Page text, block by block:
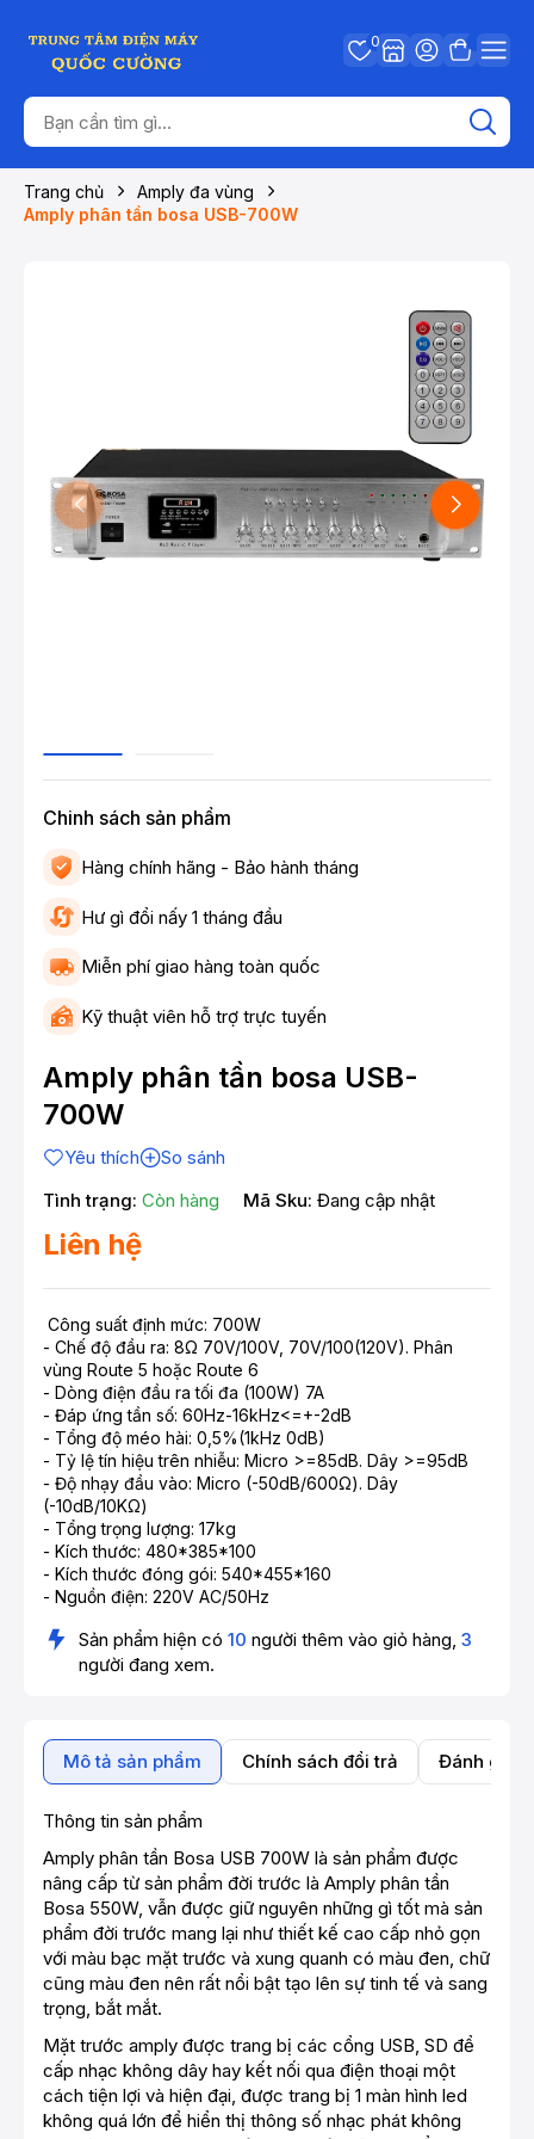
0
Trang chủ
Amply đa vùng
Amply phân tần bosa USB-700W
Chinh sách sản phẩm
Hàng chính hãng - Bảo hành tháng
Hư gì đổi nấy 1 tháng đầu
Miễn phí giao hàng toàn quốc
Kỹ thuật viên hỗ trợ trực tuyến
Amply phân tần bosa USB-
700W
Yêu thích
So sánh
Tình trạng: Còn hàng Mã Sku: Đang cập nhật
Liên hệ
Công suất định mức: 700W
- Chế độ đầu ra: 8Ω 70V/100V, 70V/100(120V). Phân
vùng Route 5 hoặc Route 6
- Dòng điện đầu ra tối đa (100W) 7A
- Đáp ứng tần số: 60Hz-16kHz<=+-2dB
- Tổng độ méo hài: 0,5%(1kHz 0dB)
- Tỷ lệ tín hiệu trên nhiễu: Micro >=85dB. Dây >=95dB
- Độ nhạy đầu vào: Micro (-50dB/600Ω). Dây
(-10dB/10KΩ)
- Tổng trọng lượng: 17kg
- Kích thước: 480*385*100
- Kích thước đóng gói: 540*455*160
- Nguồn điện: 220V AC/50Hz
Sản phẩm hiện có 10 người thêm vào giỏ hàng, 3
người đang xem.
Mô tả sản phẩm Chính sách đổi trả Đánh giá
Thông tin sản phẩm
Amply phân tần Bosa USB 700W là sản phẩm được
nâng cấp từ sản phẩm đời trước là Amply phân tần
Bosa 550W, vẫn được giữ nguyên những gì tốt mà sản
phẩm đời trước mang lại như thiết kế cao cấp nhỏ gọn
với màu bạc mặt trước và xung quanh có màu đen, chữ
cũng màu đen nên rất nổi bật tạo lên sự tinh tế và sang
trọng, bắt mắt.
Mặt trước amply được trang bị các cổng USB, SD để
cấp nhạc không dây hay kết nối qua điện thoại một
cách tiện lợi và hiện đại, được trang bị 1 màn hình led
không quá lớn để hiển thị thông số nhạc phát không